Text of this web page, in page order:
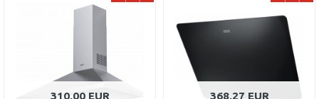
Porovnať
310,00 EUR 368,27 EUR